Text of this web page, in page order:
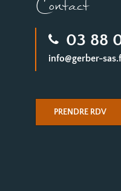
Contact
03 88
info@gerber-
PRENDRE RDV